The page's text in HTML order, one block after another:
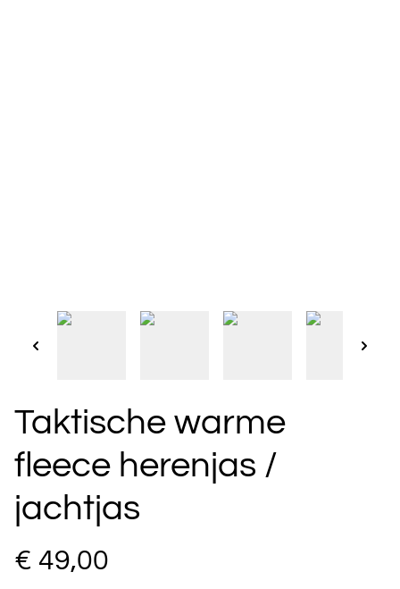
Taktische warme
fleece herenjas /
jachtjas
€ 49,00